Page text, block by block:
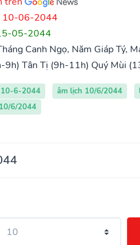
10-06-2044
05-2044
Canh Ngọ, Năm Giáp Tý,
9h) Tân Tị (9h-11h) Quý Mùi
6-2044 âm lịch 10/6/2044
6/2044